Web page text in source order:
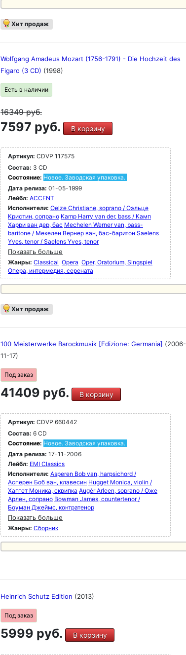
Хит продаж
Wolfgang Amadeus Mozart (1756-1791) - Die Hochzeit des
Figaro (3 CD) (1998)
Есть в наличии
16349руб.
7597 руб. В корзину
Артикул: CDVP 117575
Состав: 3 CD
Состояние: Новое. Заводская упаковка.
Дата релиза: 01-05-1999
Лейбл: ACCENT
Исполнители: Oelze Christiane, soprano / Оэльце
Кристин, сопрано Kamp Harry van der, bass / Камп
Харри ван дер, бас Mechelen Werner van, bass-
baritone / Мекелен Вернер ван, бас-баритон Saelens
Yves, tenor / Saelens Yves, tenor
Показать больше
Жанры: Classical Opera Oper, Oratorium, Singspiel
Опера, интермедия, серената
Хит продаж
100 Meisterwerke Barockmusik [Edizione: Germania] (2006-
11-17)
Под заказ
41409 руб. В корзину
Артикул: CDVP 660442
Состав: 6 CD
Состояние: Новое. Заводская упаковка.
Дата релиза: 17-11-2006
Лейбл: EMI Classics
Исполнители: Asperen Bob van, harpsichord /
Асперен Боб ван, клавесин Hugget Monica, violin /
Хаггет Моника, скрипка Augér Arleen, soprano / Оже
Арлен, сопрано Bowman James, countertenor /
Боуман Джеймс, контратенор
Показать больше
Жанры: Сборник
Heinrich Schutz Edition (2013)
Под заказ
5999 руб.
В корзину